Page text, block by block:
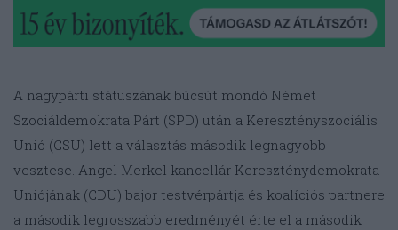
A nagypárti státuszának búcsút mondó Német
Szociáldemokrata Párt (SPD) után a Keresztényszociális
Unió (CSU) lett a választás második legnagyobb
vesztese. Angel Merkel kancellár Kereszténydemokrata
Uniójának (CDU) bajor testvérpártja és koalíciós partnere
a második legrosszabb eredményét érte el a második